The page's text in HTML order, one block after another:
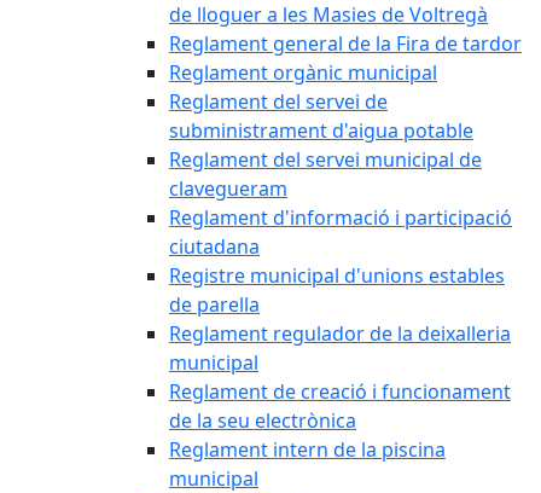
de lloguer a les Masies de Voltregà
Reglament general de la Fira de tardor
Reglament orgànic municipal
Reglament del servei de
subministrament d'aigua potable
Reglament del servei municipal de
clavegueram
Reglament d'informació i participació
ciutadana
Registre municipal d'unions estables
de parella
Reglament regulador de la deixalleria
municipal
Reglament de creació i funcionament
de la seu electrònica
Reglament intern de la piscina
municipal